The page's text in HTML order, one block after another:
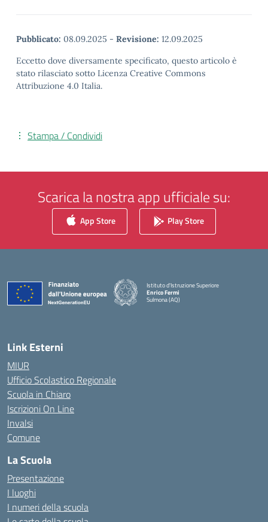
Pubblicato: 08.09.2025 - Revisione: 12.09.2025
Eccetto dove diversamente specificato, questo articolo è
stato rilasciato sotto Licenza Creative Commons
Attribuzione 4.0 Italia.
Stampa / Condividi
Scarica la nostra app ufficiale su:
App Store Play Store
Istituto d'Istruzione Superiore
Enrico Fermi
Sulmona (AQ)
— Visita la pagina iniziale della scuola
Link Esterni
MIUR
Ufficio Scolastico Regionale
Scuola in Chiaro
Iscrizioni On Line
Invalsi
Comune
La Scuola
Presentazione
I luoghi
I numeri della scuola